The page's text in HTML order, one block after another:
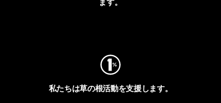
私たちは草の根活動を支援します。